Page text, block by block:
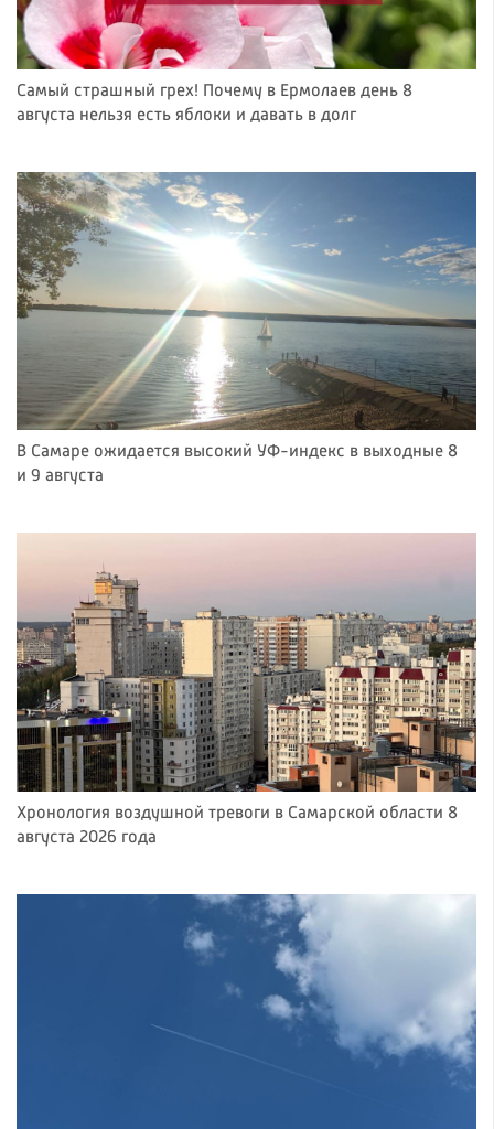
Самый страшный грех! Почему в Ермолаев день 8
августа нельзя есть яблоки и давать в долг
В Самаре ожидается высокий УФ-индекс в выходные 8
и 9 августа
Хронология воздушной тревоги в Самарской области 8
августа 2026 года